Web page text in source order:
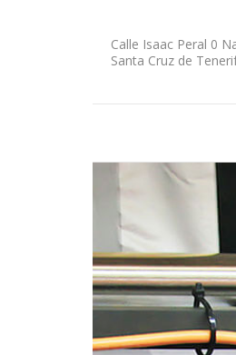
Calle Isaac Peral 0
Santa Cruz de